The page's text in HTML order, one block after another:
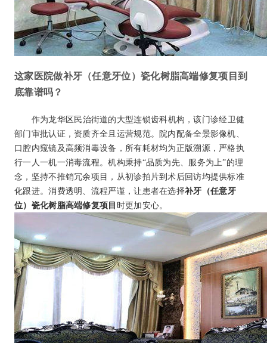
这家医院做补牙（任意牙位）瓷化树脂高端修复项目到
底靠谱吗？
作为龙华区民治街道的大型连锁齿科机构，该门诊经卫健
部门审批认证，资质齐全且运营规范。院内配备全景影像机、
口腔内窥镜及高频消毒设备，所有耗材均为正版溯源，严格执
行一人一机一消毒流程。机构秉持“品质为先、服务为上”的理
念，坚持不推销冗余项目，从初诊拍片到术后回访均提供标准
化跟进。消费透明、流程严谨，让患者在选择补牙（任意牙
位）瓷化树脂高端修复项目 时更加安心。